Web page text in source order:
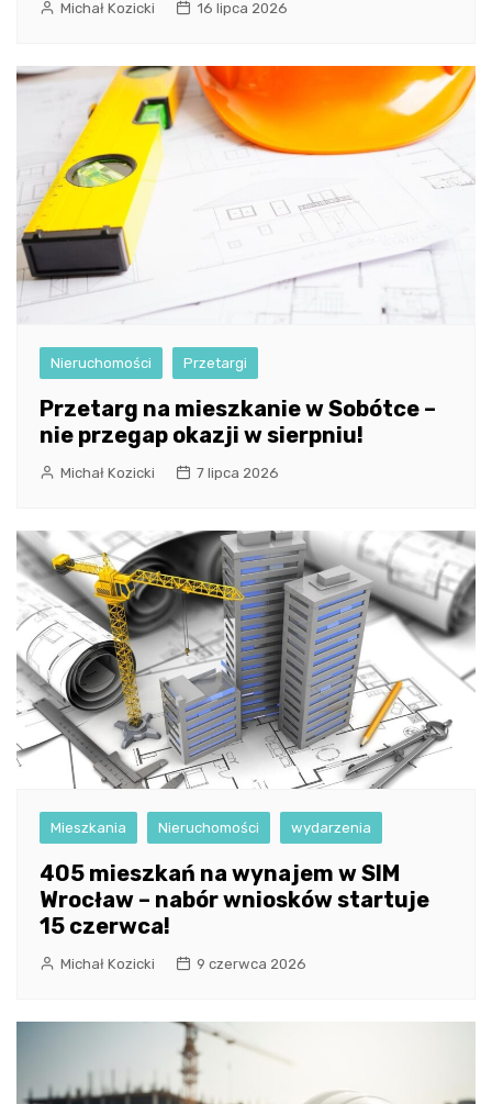
Michał Kozicki 16 lipca 2026
Nieruchomości Przetargi
Przetarg na mieszkanie w Sobótce –
nie przegap okazji w sierpniu!
Michał Kozicki 7 lipca 2026
Mieszkania Nieruchomości wydarzenia
405 mieszkań na wynajem w SIM
Wrocław – nabór wniosków startuje
15 czerwca!
Michał Kozicki 9 czerwca 2026